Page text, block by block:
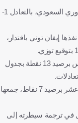
فقد فريق أهلي جدة، نقطتين ثمينتين في سباق الدوري السعودي، بالتعادل 1-
هدف تقدم الأهلي من ركلة جزاء بالدقيقة 91، نفذها إيفان توني باقتدار،
وبهذه النتيجة، يظل فريق الأهلي في المركز الخامس برصيد 13 نقطة بجدول
في المقابل، يأتي فريق الرياض، في المركز الثاني عشر برصيد 7 نقاط، جمعها
في ترجمة سيطرته إلى